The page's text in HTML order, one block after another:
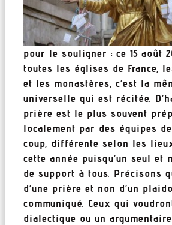
pour le souligner : ce 15 août
toutes les églises de France,
et les monastères, c’est la
universelle qui est récitée.
prière est le plus souvent
localement par des équipes
coup, différente selon les
cette année puisqu’un seul et
de support à tous. Précisons
d’une prière et non d’un
communiqué. Ceux qui
dialectique ou un